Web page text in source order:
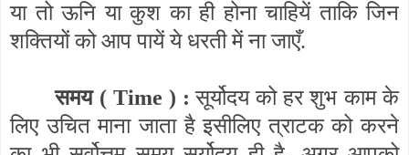
या तो ऊनि या कुश का ही होना चाहियें ताकि जिन
शक्तियों को आप पायें ये धरती में ना जाएँ.
समय ( Time ) : सूर्योदय को हर शुभ काम के
लिए उचित माना जाता है इसीलिए त्राटक को करने